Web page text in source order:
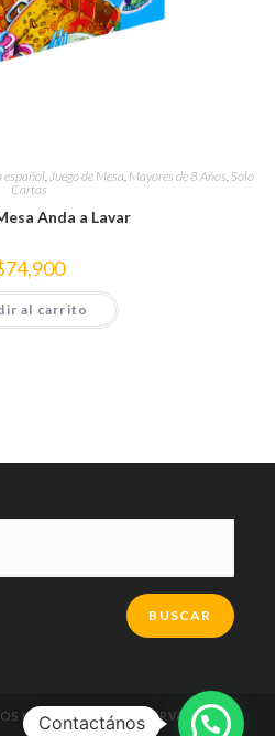
español, Juego de Mesa Mayores de 8 Años Solo
Cartas
Anda a Lavar
74,900
al carrito
BUSCAR
LOS DERECHOS RESERVADOS
Contactános